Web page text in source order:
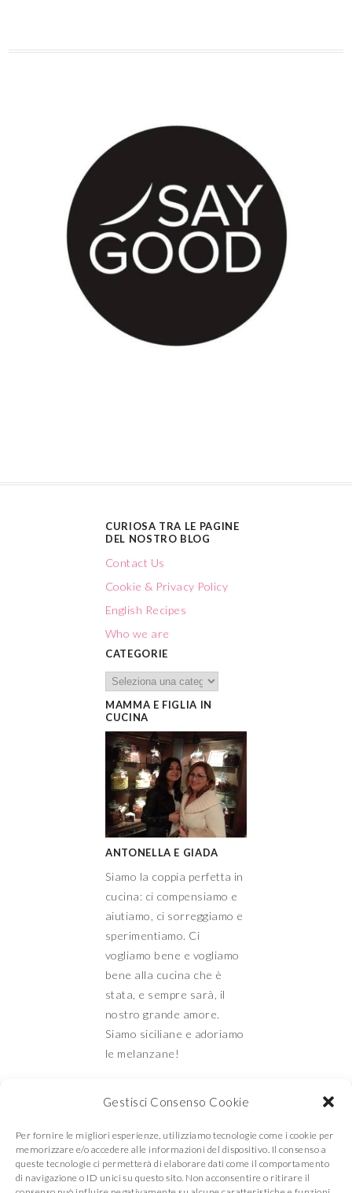
Gestisci Consenso Cookie
Per fornire le migliori esperienze, utilizziamo tecnologie come i cookie per
memorizzare e/o accedere alle informazioni del dispositivo. Il consenso a
queste tecnologie ci permetterà di elaborare dati come il comportamento
di navigazione o ID unici su questo sito. Non acconsentire o ritirare il
CURIOSA TRA LE PAGINE
DEL NOSTRO BLOG
Contact Us
Cookie & Privacy Policy
English Recipes
Who we are
CATEGORIE
MAMMA E FIGLIA IN
CUCINA
ANTONELLA E GIADA
Siamo la coppia perfetta in
cucina: ci compensiamo e
aiutiamo, ci sorreggiamo e
sperimentiamo. Ci
vogliamo bene e vogliamo
bene alla cucina che è
stata, e sempre sarà, il
nostro grande amore.
Siamo siciliane e adoriamo
le melanzane!
Mamma e Figlia in